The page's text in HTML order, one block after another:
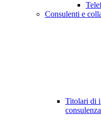
Consulenti e
Titolari di
consulenza